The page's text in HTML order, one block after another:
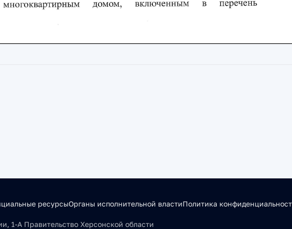
ресурсыОрганы исполнительной властиПолитика
1-А Правительство Херсонской области